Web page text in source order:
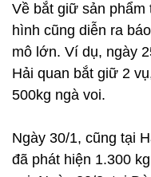
Về bắt giữ sản phẩm
hình cũng diễn ra
mô lớn. Ví dụ, ngày
Hải quan bắt giữ 2
500kg ngà voi.
Ngày 30/1, cũng tại
đã phát hiện 1.300